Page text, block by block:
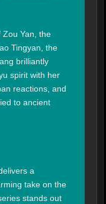
Zou Yan, the
Tingyan, the
brilliantly
spirit with her
reactions, and
to ancient
a
take on the
stands out